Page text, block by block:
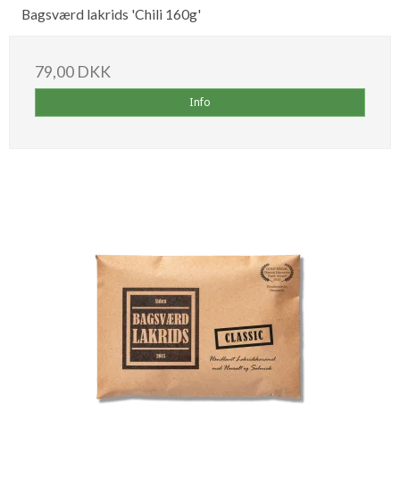
Bagsværd lakrids 'Chili 160g'
79,00 DKK
Info